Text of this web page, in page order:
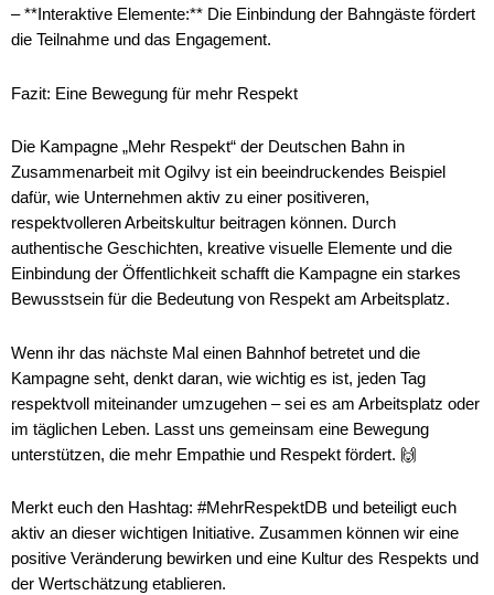
– **Interaktive Elemente:** Die Einbindung der Bahngäste fördert
die Teilnahme und das Engagement.
Fazit: Eine Bewegung für mehr Respekt
Die Kampagne „Mehr Respekt“ der Deutschen Bahn in
Zusammenarbeit mit Ogilvy ist ein beeindruckendes Beispiel
dafür, wie Unternehmen aktiv zu einer positiveren,
respektvolleren Arbeitskultur beitragen können. Durch
authentische Geschichten, kreative visuelle Elemente und die
Einbindung der Öffentlichkeit schafft die Kampagne ein starkes
Bewusstsein für die Bedeutung von Respekt am Arbeitsplatz.
Wenn ihr das nächste Mal einen Bahnhof betretet und die
Kampagne seht, denkt daran, wie wichtig es ist, jeden Tag
respektvoll miteinander umzugehen – sei es am Arbeitsplatz oder
im täglichen Leben. Lasst uns gemeinsam eine Bewegung
unterstützen, die mehr Empathie und Respekt fördert. 🙌
Merkt euch den Hashtag: #MehrRespektDB und beteiligt euch
aktiv an dieser wichtigen Initiative. Zusammen können wir eine
positive Veränderung bewirken und eine Kultur des Respekts und
der Wertschätzung etablieren.